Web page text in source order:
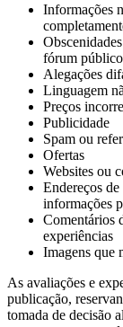
Informações
fórum público
Alegações
Linguagem
Preços
Publicidade
Spam ou
Ofertas
Websites ou
Endereços
informações
Comentários
experiências
Imagens que
As avaliações e
publicação,
tomada de decisão